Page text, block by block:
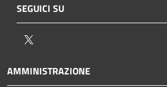
SEGUICI SU
AMMINISTRAZIONE